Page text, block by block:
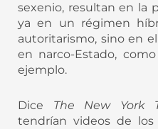
sexenio, resultan en la
ya en un régimen
autoritarismo, sino en
en narco-Estado,
ejemplo.
Dice The New York
tendrían videos de